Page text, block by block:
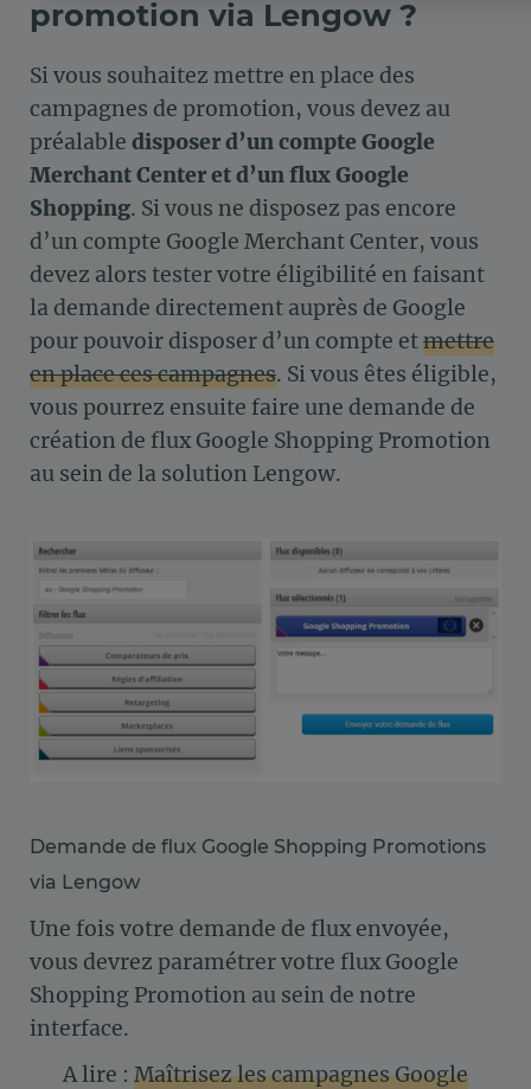
Axeptio consent
Plateforme de Gestion du Consentement : Personnalisez vos
promotion via Lengow ?
Si vous souhaitez mettre en place des
campagnes de promotion, vous devez au
préalable disposer d’un compte Google
Merchant Center et d’un flux Google
Shopping. Si vous ne disposez pas encore
d’un compte Google Merchant Center, vous
devez alors tester votre éligibilité en faisant
la demande directement auprès de Google
pour pouvoir disposer d’un compte etmettre
en place ces campagnes. Si vous êtes éligible,
vous pourrez ensuite faire une demande de
création de flux Google Shopping Promotion
au sein de la solution Lengow.
Demande de flux Google Shopping Promotions
via Lengow
Une fois votre demande de flux envoyée,
vous devrez paramétrer votre flux Google
Shopping Promotion au sein de notre
interface.
A lire : Maîtrisez les campagnes Google